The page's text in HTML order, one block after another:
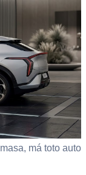
má toto auto